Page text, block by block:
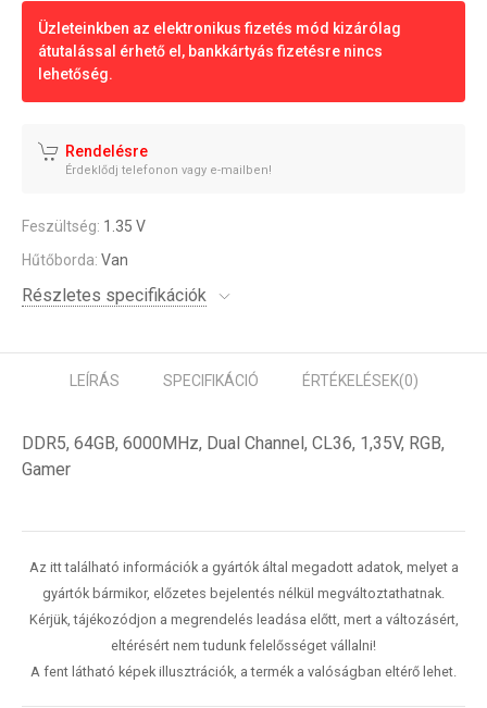
Üzleteinkben az elektronikus fizetés mód kizárólag
átutalással érhető el, bankkártyás fizetésre nincs
lehetőség.
Rendelésre
Érdeklődj telefonon vagy e-mailben!
Feszültség: 1.35 V
Hűtőborda: Van
Részletes specifikációk
LEÍRÁS SPECIFIKÁCIÓ ÉRTÉKELÉSEK(0)
DDR5, 64GB, 6000MHz, Dual Channel, CL36, 1,35V, RGB,
Gamer
Az itt található információk a gyártók által megadott adatok, melyet a
gyártók bármikor, előzetes bejelentés nélkül megváltoztathatnak.
Kérjük, tájékozódjon a megrendelés leadása előtt, mert a változásért,
eltérésért nem tudunk felelősséget vállalni!
A fent látható képek illusztrációk, a termék a valóságban eltérő lehet.